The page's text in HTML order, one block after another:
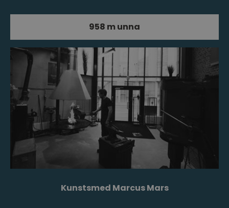
958 m unna
Kunstsmed Marcus Mars